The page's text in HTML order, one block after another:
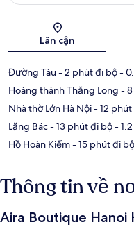
Lân cận
Đường Tàu- 2 phút đi bộ-
Hoàng thành Thăng Long -
Nhà thờ Lớn Hà Nội- 12
Lăng Bác- 13 phút đi bộ-
Hồ Hoàn Kiếm- 15 phút đi bộ
Thông tin về
Aira Boutique Hanoi